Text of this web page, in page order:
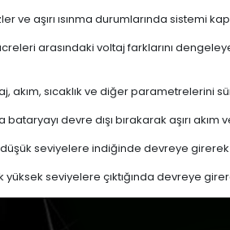
ve aşırı ısınma durumlarında sistemi
arasındaki voltaj farklarını
akım, sıcaklık ve diğer parametrelerini
devre dışı bırakarak aşırı
seviyelere indiğinde devreye girerek
seviyelere çıktığında devreye